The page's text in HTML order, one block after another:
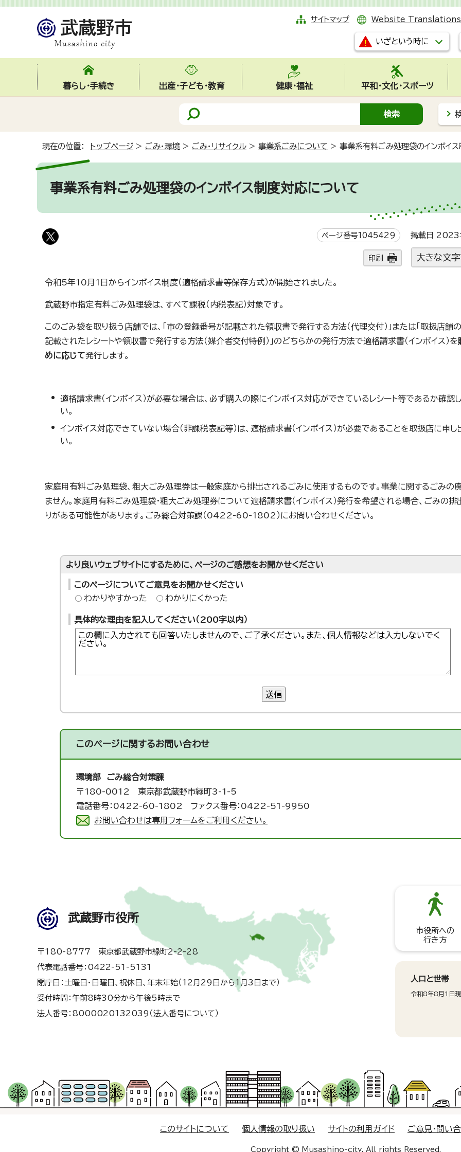
サイトマップ Website Translations
いざという時に
暮らし・手続き 出産・子ども・教育 健康・福祉 平和・文化・スポーツ
現在の位置： トップページ > ごみ・環境 > ごみ・リサイクル > 事業系ごみについて > 事業系有料ごみ処理袋のインボイ
事業系有料ごみ処理袋のインボイス制度対応について
ページ番号1045429 掲載日 2023
印刷 大きな文字
令和5年10月1日からインボイス制度（適格請求書等保存方式）が開始されました。
武蔵野市指定有料ごみ処理袋は、すべて課税（内税表記）対象です。
このごみ袋を取り扱う店舗では、「市の登録番号が記載された領収書で発行する方法（代理交付）」または「取扱店舗
記載されたレシートや領収書で発行する方法（媒介者交付特例）」のどちらかの発行方法で適格請求書（インボイス）を
めに応じて発行します。
適格請求書（インボイス）が必要な場合は、必ず購入の際にインボイス対応ができているレシート等であるか確認
い。
インボイス対応できていない場合（非課税表記等）は、適格請求書（インボイス）が必要であることを取扱店に申し
い。
家庭用有料ごみ処理袋、粗大ごみ処理券は一般家庭から排出されるごみに使用するものです。事業に関するごみの
ません。家庭用有料ごみ処理袋・粗大ごみ処理券について適格請求書（インボイス）発行を希望される場合、ごみの
りがある可能性があります。ごみ総合対策課（0422-60-1802）にお問い合わせください。
より良いウェブサイトにするために、ページのご感想をお聞かせください
このページについてご意見をお聞かせください
わかりやすかった
わかりにくかった
具体的な理由を記入してください（200字以内）
送信
このページに関するお問い合わせ
環境部 ごみ総合対策課
〒180-0012 東京都武蔵野市緑町3-1-5
電話番号：0422-60-1802 ファクス番号：0422-51-9950
お問い合わせは専用フォームをご利用ください。
武蔵野市役所
〒180-8777 東京都武蔵野市緑町2-2-28
代表電話番号：0422-51-5131
閉庁日：土曜日・日曜日、祝休日、年末年始（12月29日から1月3日まで）
受付時間：午前8時30分から午後5時まで
法人番号：8000020132039（ 法人番号について ）
市役所への
行き方
人口と世帯
令和8年8月1日
このサイトについて 個人情報の取り扱い サイトの利用ガイド ご意見・問い
Copyright © Musashino-city. All rights Reserved.